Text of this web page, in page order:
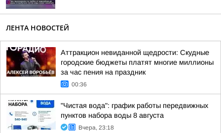
ЛЕНТА НОВОСТЕЙ
Аттракцион невиданной щедрости: Скудные
городские бюджеты платят многие миллионы
за час пения на праздник
00:36
"Чистая вода": график работы передвижных
пунктов набора воды 8 августа
Вчера, 23:18